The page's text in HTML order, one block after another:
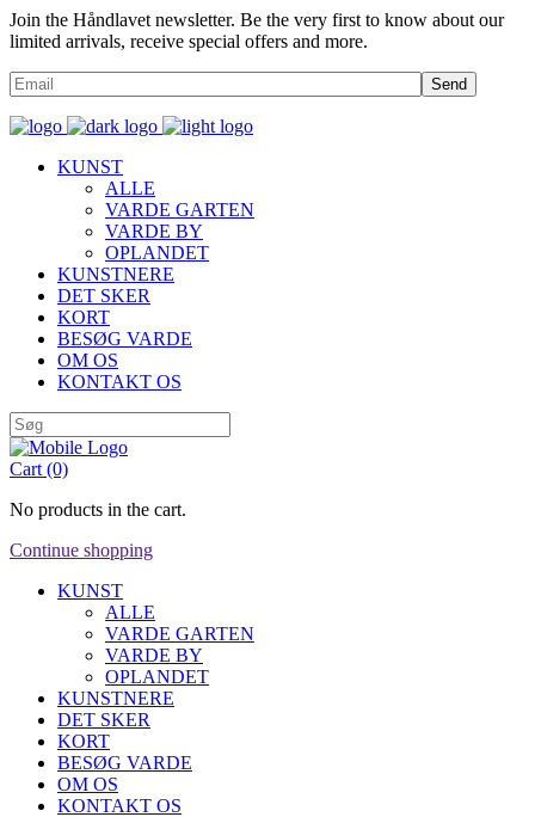
Join the Håndlavet newsletter. Be the very first to know about our
limited arrivals, receive special offers and more.
Send
KUNST
ALLE
VARDE GARTEN
VARDE BY
OPLANDET
KUNSTNERE
DET SKER
KORT
BESØG VARDE
OM OS
KONTAKT OS
Cart (0)
No products in the cart.
Continue shopping
KUNST
ALLE
VARDE GARTEN
VARDE BY
OPLANDET
KUNSTNERE
DET SKER
KORT
BESØG VARDE
OM OS
KONTAKT OS